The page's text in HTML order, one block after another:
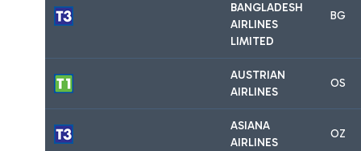
BANGLADESH
AIRLINES
LIMITED
BG
AUSTRIAN
AIRLINES
OS
ASIANA
AIRLINES
OZ